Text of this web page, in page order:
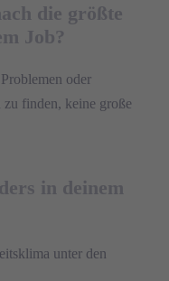
die größte
Job?
oder
finden, keine große
in deinem
unter den